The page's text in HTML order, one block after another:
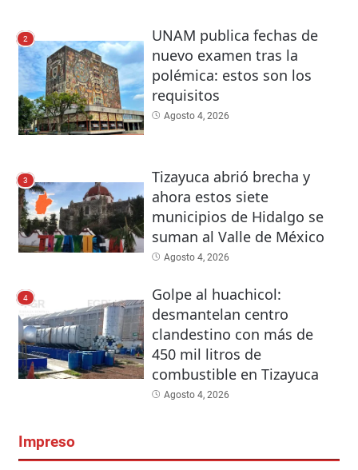
2
UNAM publica fechas de
nuevo examen tras la
polémica: estos son los
requisitos
Agosto 4, 2026
3
Tizayuca abrió brecha y
ahora estos siete
municipios de Hidalgo se
suman al Valle de México
Agosto 4, 2026
4
Golpe al huachicol:
desmantelan centro
clandestino con más de
450 mil litros de
combustible en Tizayuca
Agosto 4, 2026
Impreso